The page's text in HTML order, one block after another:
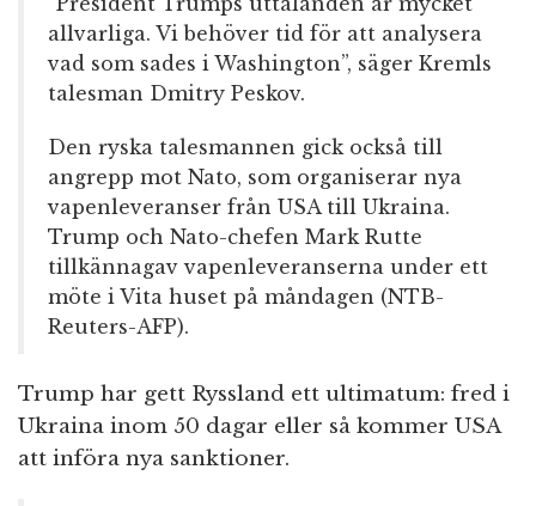
allvarliga. Vi behöver tid för att analysera
vad som sades i Washington”, säger Kremls
talesman Dmitry Peskov.
Den ryska talesmannen gick också till
angrepp mot Nato, som organiserar nya
vapenleveranser från USA till Ukraina.
Trump och Nato-chefen Mark Rutte
tillkännagav vapenleveranserna under ett
möte i Vita huset på måndagen (NTB-
Reuters-AFP).
Trump har gett Ryssland ett ultimatum: fred i
Ukraina inom 50 dagar eller så kommer USA
att införa nya sanktioner.